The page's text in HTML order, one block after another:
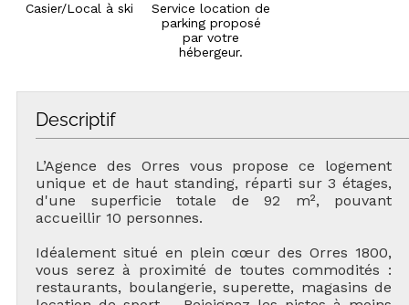
Casier/Local à ski
Service location de
parking proposé
par votre
hébergeur.
Descriptif
L’Agence des Orres vous propose ce logement
unique et de haut standing, réparti sur 3 étages,
d'une superficie totale de 92 m², pouvant
accueillir 10 personnes.
Idéalement situé en plein cœur des Orres 1800,
vous serez à proximité de toutes commodités :
restaurants, boulangerie, superette, magasins de